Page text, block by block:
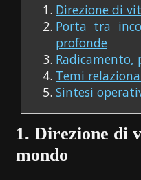
Direzione di
Porta tra
profonde
Radicamento,
Temi
Sintesi
1. Direzione di
mondo